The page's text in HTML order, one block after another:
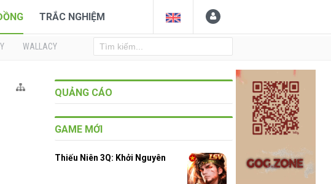
TRẮC NGHIỆM
WALLACY
QUẢNG CÁO
GAME MỚI
Thiếu Niên 3Q: Khởi Nguyên